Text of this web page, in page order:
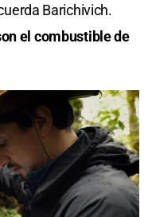
Barichivich.
el combustible de